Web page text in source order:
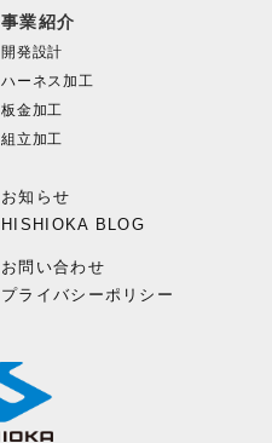
事業紹介
開発設計
ハーネス加工
板金加工
組立加工
お知らせ
HISHIOKA BLOG
お問い合わせ
プライバシーポリシー